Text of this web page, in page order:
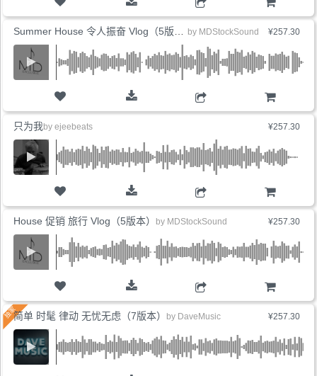
购物车
¥257.30
购物车
by MDStockSound
¥257.30
购物车
只为我by ejeebeats
¥257.30
购物车
House 促销 旅行 Vlog（5版本） by MDStockSound
¥257.30
简单 时髦 律动 无忧无虑（7版本） by DaveMusic